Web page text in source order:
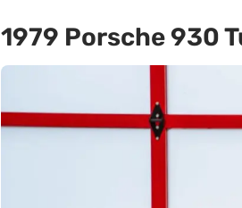
1979 Porsche 930